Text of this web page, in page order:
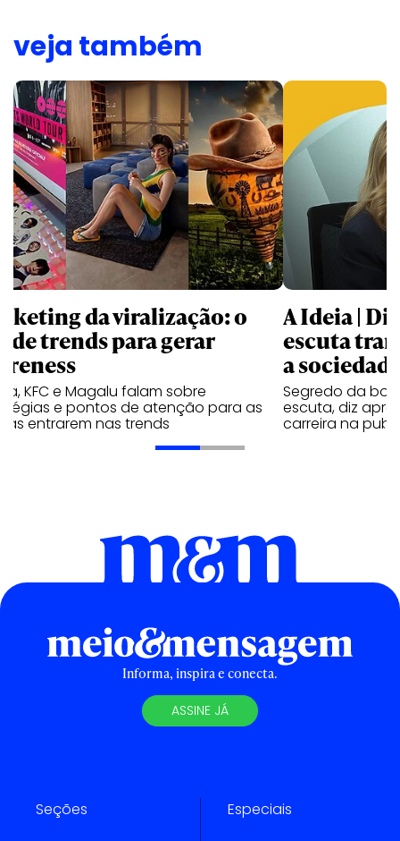
veja também
da viralização: o
de trends para gerar
KFC e Magalu falam sobre
e pontos de atenção para as
entrarem nas trends
A Ideia |
escuta
a
Segredo da
escuta, diz
carreira na
Informa, inspira e conecta.
ASSINE JÁ
Seções Especiais